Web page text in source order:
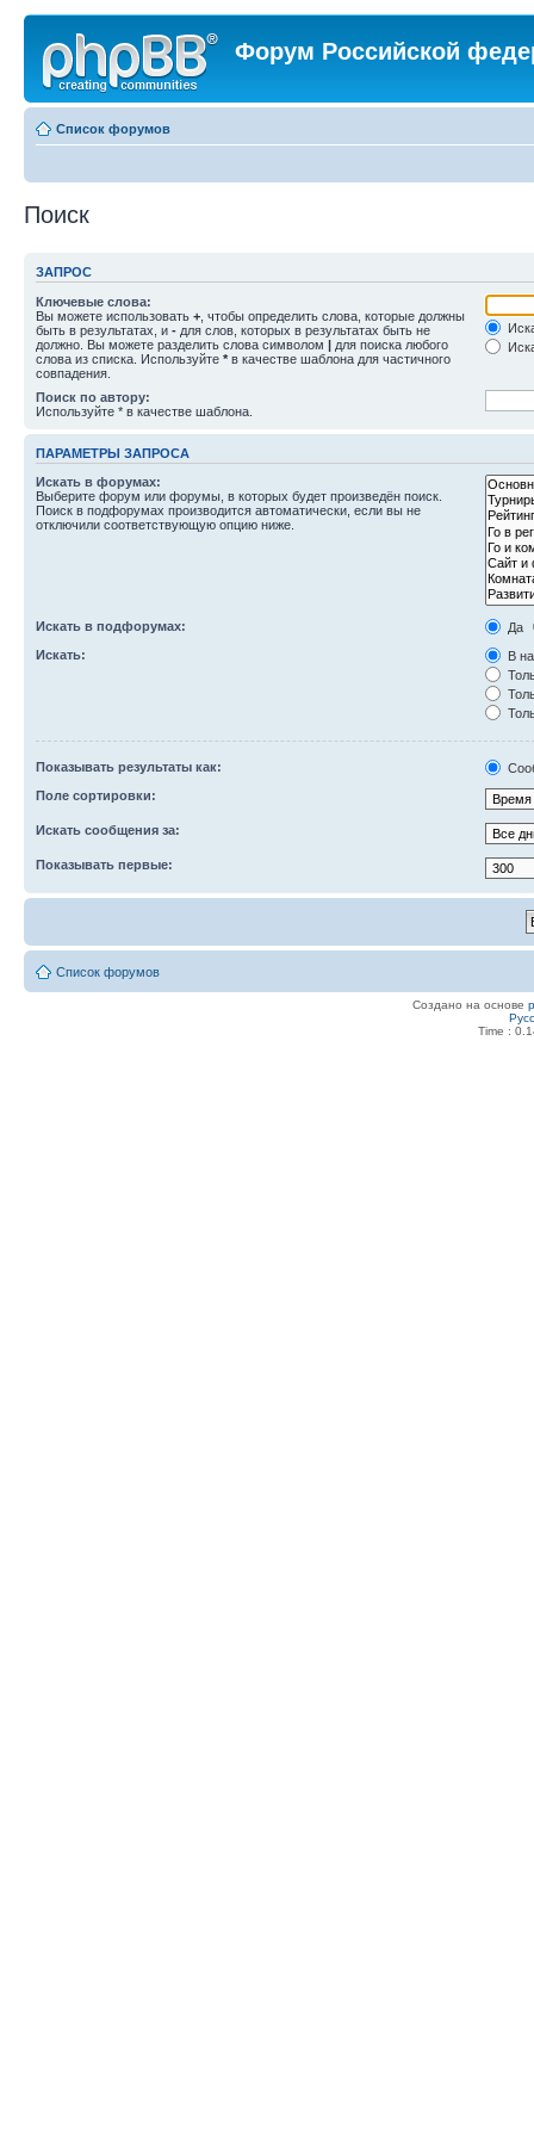
Форум Российской
Список форумов
Поиск
ЗАПРОС
Ключевые слова:
Вы можете использовать + , чтобы определить слова, которые должны
быть в результатах, и - для слов, которых в результатах быть не
должно. Вы можете разделить слова символом | для поиска любого
слова из списка. Используйте * в качестве шаблона для частичного
совпадения.
Поиск по автору:
Используйте * в качестве шаблона.
ПАРАМЕТРЫ ЗАПРОСА
Искать в форумах:
Выберите форум или форумы, в которых будет произведён поиск.
Поиск в подфорумах производится автоматически, если вы не
отключили соответствующую опцию ниже.
Искать в подфорумах:
Да
Искать:
В
Показывать результаты как:
Поле сортировки:
Искать сообщения за:
Показывать первые:
Список форумов
Создано на основе
Time :